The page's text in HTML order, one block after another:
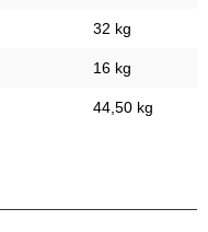
32 kg
16 kg
44,50 kg